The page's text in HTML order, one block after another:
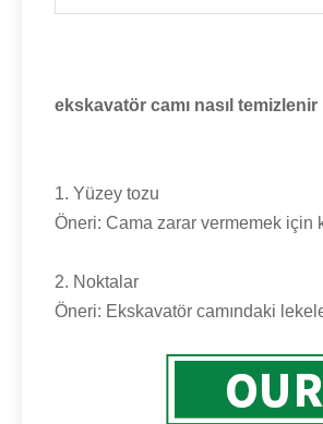
ekskavatör camı nasıl temizlenir
1. Yüzey tozu
Öneri: Cama zarar vermemek için
2. Noktalar
Öneri: Ekskavatör camındaki